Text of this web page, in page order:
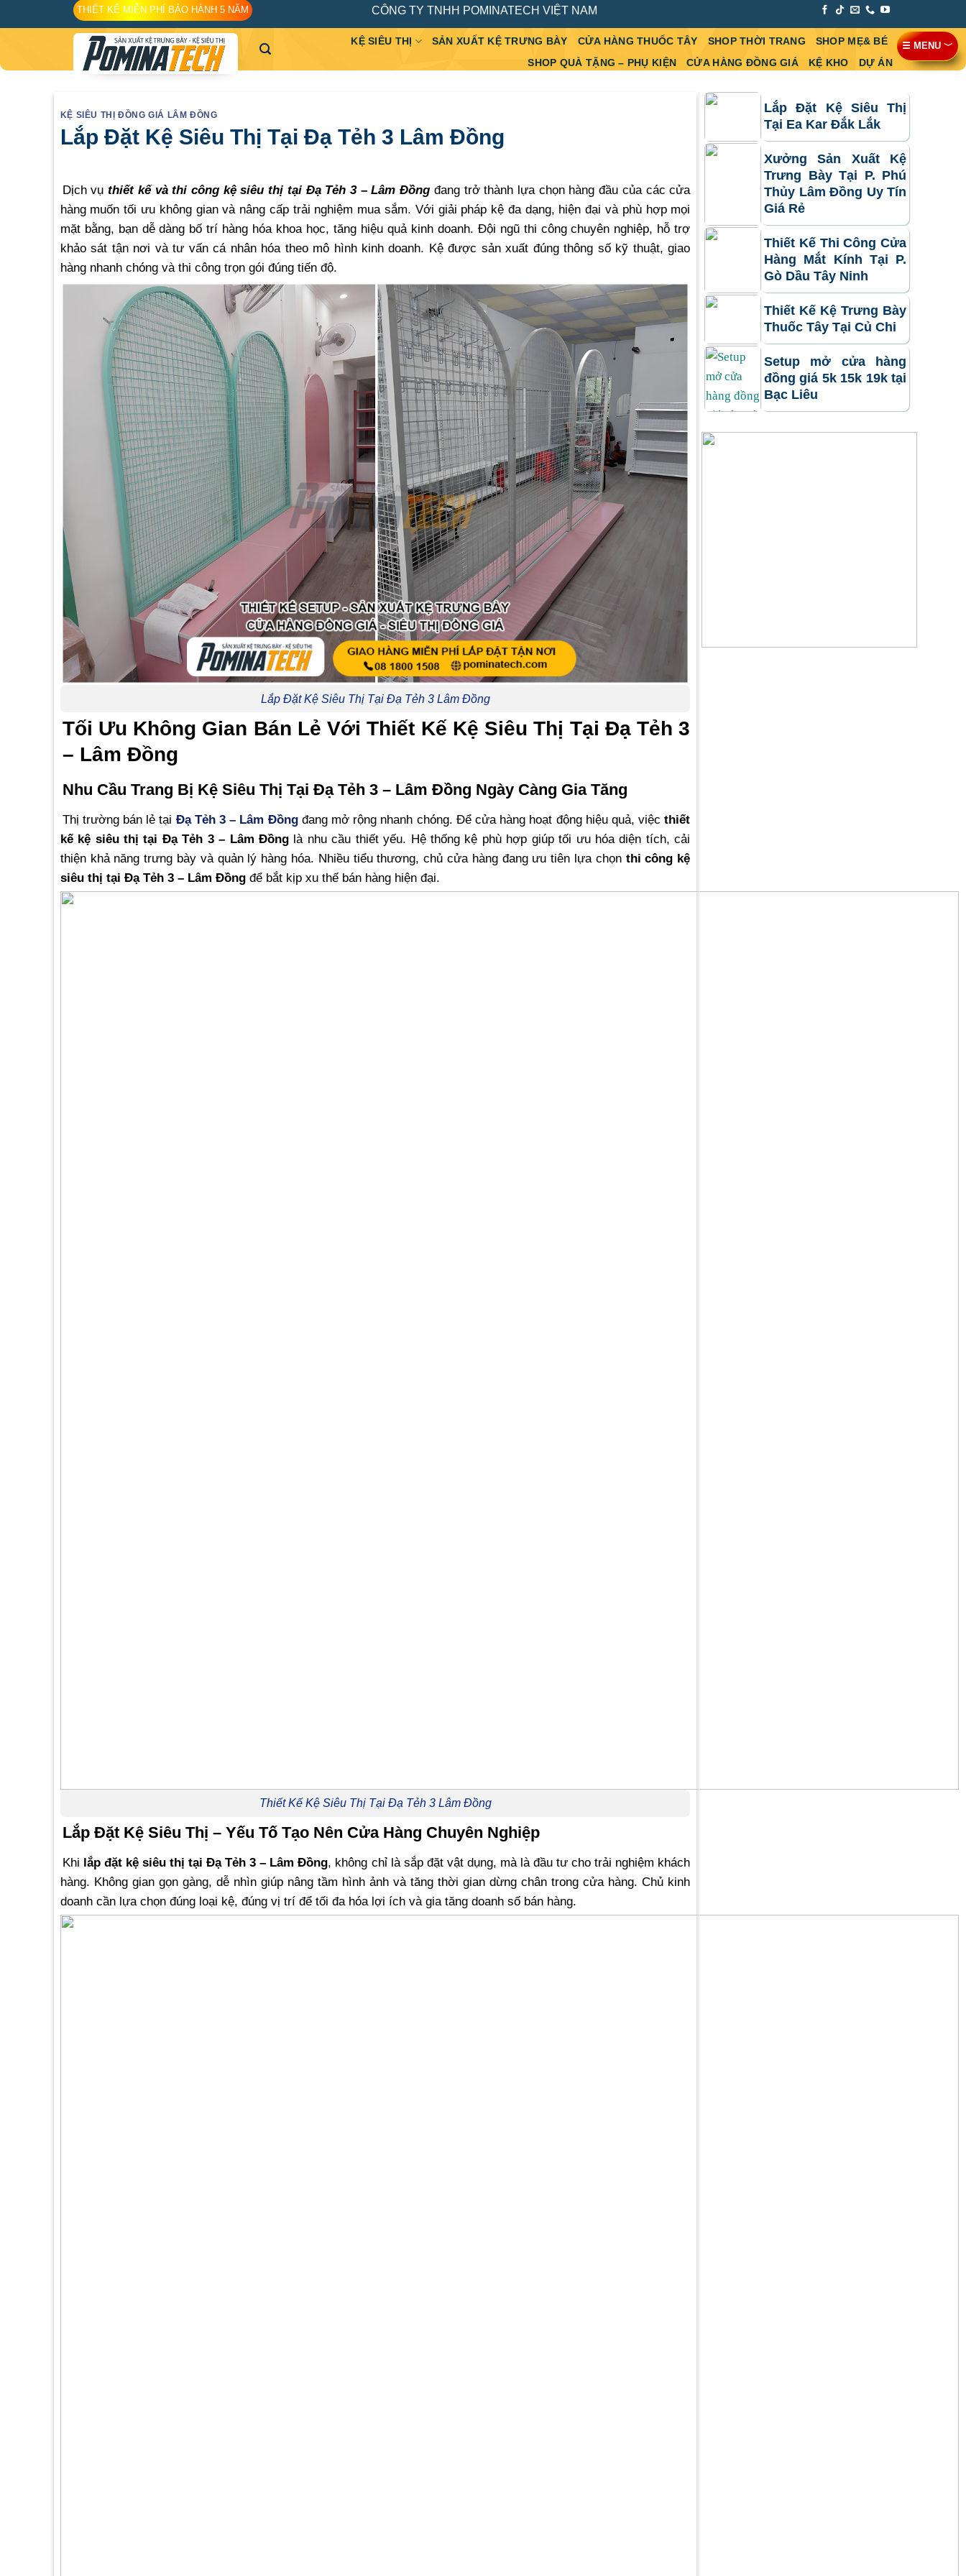
to
THIẾT KẾ MIỄN PHÍ BẢO HÀNH 5 NĂM CÔNG TY TNHH POMINATECH VIỆT NAM
KỆ SIÊU THỊ SẢN XUẤT KỆ TRƯNG BÀY CỬA HÀNG THUỐC TÂY SHOP THỜI TRANG
SHOP MẸ& BÉ
SHOP QUÀ TẶNG – PHỤ KIỆN
CỬA HÀNG ĐỒNG GIÁ KỆ KHO DỰ ÁN
KỆ SIÊU THỊ ĐỒNG GIÁ LÂM ĐỒNG
Lắp Đặt Kệ Siêu Thị Tại Đạ Tẻh 3 Lâm Đồng
Dịch vụthiết kế và thi công kệ siêu thị tại Đạ Tẻh 3 – Lâm Đồng đang trở thành lựa chọn hàng đầu của các cửa
hàng muốn tối ưu không gian và nâng cấp trải nghiệm mua sắm. Với giải pháp kệ đa dạng, hiện đại và phù hợp mọi
mặt bằng, bạn dễ dàng bố trí hàng hóa khoa học, tăng hiệu quả kinh doanh. Đội ngũ thi công chuyên nghiệp, hỗ trợ
khảo sát tận nơi và tư vấn cá nhân hóa theo mô hình kinh doanh. Kệ được sản xuất đúng thông số kỹ thuật, giao
hàng nhanh chóng và thi công trọn gói đúng tiến độ.
Lắp Đặt Kệ Siêu Thị Tại Đạ Tẻh 3 Lâm Đồng
Tối Ưu Không Gian Bán Lẻ Với Thiết Kế Kệ Siêu Thị Tại Đạ Tẻh 3
– Lâm Đồng
Nhu Cầu Trang Bị Kệ Siêu Thị Tại Đạ Tẻh 3 – Lâm Đồng Ngày Càng Gia Tăng
Thị trường bán lẻ tại Đạ Tẻh 3 – Lâm Đồngđang mở rộng nhanh chóng. Để cửa hàng hoạt động hiệu quả, việcthiết
kế kệ siêu thị tại Đạ Tẻh 3 – Lâm Đồng là nhu cầu thiết yếu. Hệ thống kệ phù hợp giúp tối ưu hóa diện tích, cải
thiện khả năng trưng bày và quản lý hàng hóa. Nhiều tiểu thương, chủ cửa hàng đang ưu tiên lựa chọn thi công kệ
siêu thị tại Đạ Tẻh 3 – Lâm Đồngđể bắt kịp xu thế bán hàng hiện đại.
Thiết Kế Kệ Siêu Thị Tại Đạ Tẻh 3 Lâm Đồng
Lắp Đặt Kệ Siêu Thị – Yếu Tố Tạo Nên Cửa Hàng Chuyên Nghiệp
Khi lắp đặt kệ siêu thị tại Đạ Tẻh 3 – Lâm Đồng, không chỉ là sắp đặt vật dụng, mà là đầu tư cho trải nghiệm khách
hàng. Không gian gọn gàng, dễ nhìn giúp nâng tầm hình ảnh và tăng thời gian dừng chân trong cửa hàng. Chủ kinh
doanh cần lựa chọn đúng loại kệ, đúng vị trí để tối đa hóa lợi ích và gia tăng doanh số bán hàng.
Lắp Đặt Kệ Siêu Thị
Tại Ea Kar Đắk Lắk
Xưởng Sản Xuất Kệ
Trưng Bày Tại P. Phú
Thủy Lâm Đồng Uy Tín
Giá Rẻ
Thiết Kế Thi Công Cửa
Hàng Mắt Kính Tại P.
Gò Dầu Tây Ninh
Thiết Kế Kệ Trưng Bày
Thuốc Tây Tại Củ Chi
Setup mở cửa hàng
đồng giá 5k 15k 19k tại
Bạc Liêu
☰ MENU ﹀